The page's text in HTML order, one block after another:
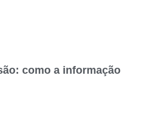
como a informação